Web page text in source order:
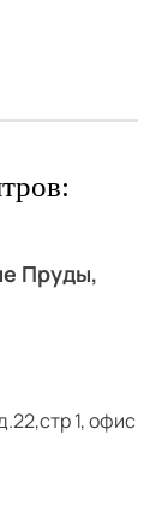
Пруды,
1, офис